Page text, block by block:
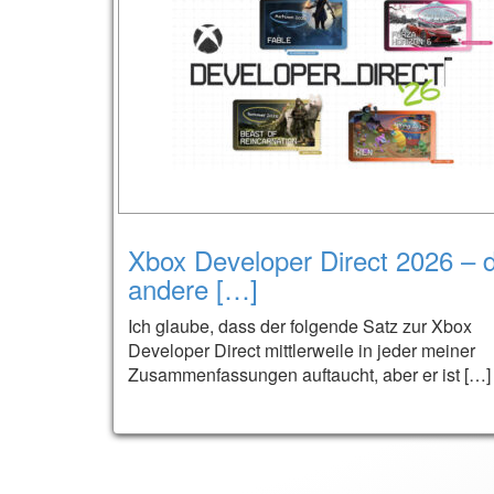
Xbox Developer Direct 2026 –
andere […]
Ich glaube, dass der folgende Satz zur Xbox
Developer Direct mittlerweile in jeder meiner
Zusammenfassungen auftaucht, aber er ist […]